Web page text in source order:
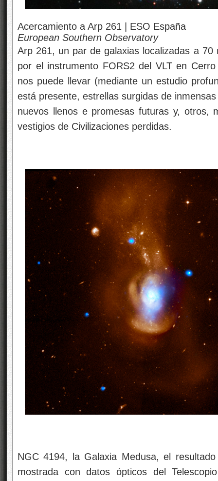
Acercamiento a Arp 261 | ESO España
European Southern Observatory
Arp 261, un par de galaxias localizadas a
por el instrumento FORS2 del VLT en
nos puede llevar (mediante un estudio
está presente, estrellas surgidas de
nuevos llenos e promesas futuras y, otros,
vestigios de Civilizaciones perdidas.
NGC 4194, la Galaxia Medusa, el
mostrada con datos ópticos del